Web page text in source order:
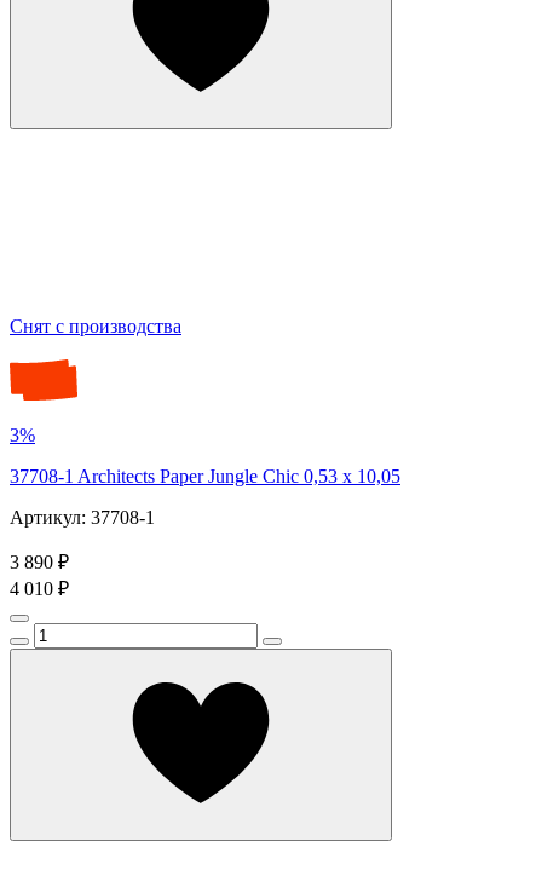
Снят с производства
3%
37708-1 Architects Paper Jungle Chic 0,53 х 10,05
Артикул: 37708-1
3 890 ₽
4 010 ₽